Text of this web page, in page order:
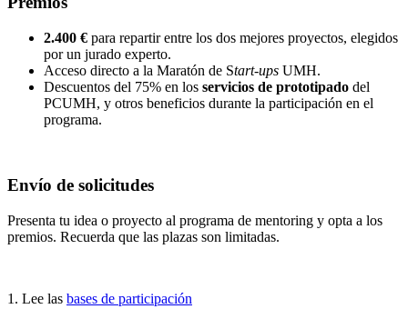
2.400 € para repartir entre los dos mejores proyectos, elegidos
por un jurado experto.
Acceso directo a la Maratón de Start-ups UMH.
Descuentos del 75% en los servicios de prototipado del
PCUMH, y otros beneficios durante la participación en el
programa.
Envío de solicitudes
Presenta tu idea o proyecto al programa de mentoring y opta a los
premios. Recuerda que las plazas son limitadas.
1. Lee las bases de participación